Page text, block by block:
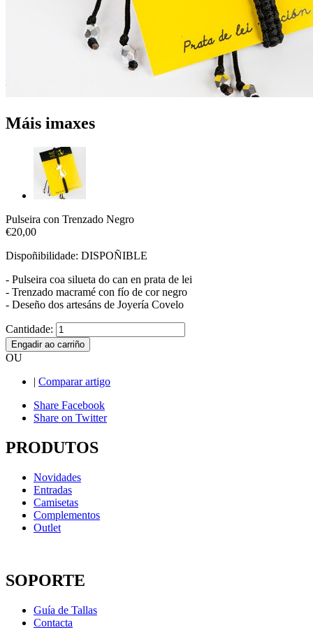
Máis imaxes
Pulseira con Trenzado Negro
€20,00
Dispoñibilidade: DISPOÑIBLE
- Pulseira coa silueta do can en prata de lei
- Trenzado macramé con fío de cor negro
- Deseño dos artesáns de Joyería Covelo
Cantidade:
Engadir ao carriño
OU
| Comparar artigo
Share Facebook
Share on Twitter
PRODUTOS
Novidades
Entradas
Camisetas
Complementos
Outlet
SOPORTE
Guía de Tallas
Contacta